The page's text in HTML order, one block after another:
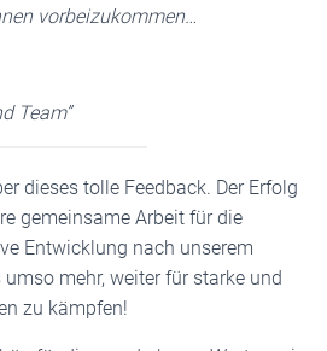
vorbeizukommen…
Team”
dieses tolle Feedback. Der Erfolg
gemeinsame Arbeit für die
Entwicklung nach unserem
mehr, weiter für starke und
zu kämpfen!